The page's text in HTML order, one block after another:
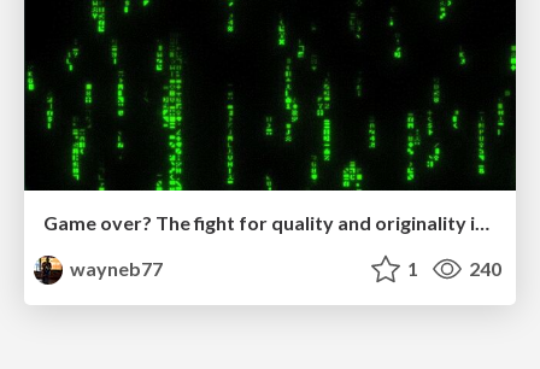
Game over? The fight for quality and originality in the time of robots
wayneb77
1 240